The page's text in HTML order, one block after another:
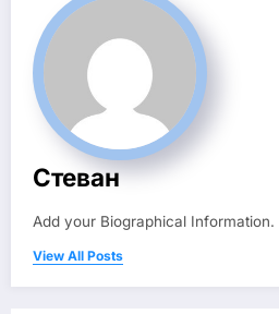
Стеван
Add your Biographical Information.
View All Posts